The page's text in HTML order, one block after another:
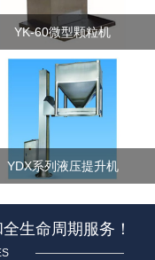
YK-60微型颗粒机
YDX系列液压提升机
生命周期服务！